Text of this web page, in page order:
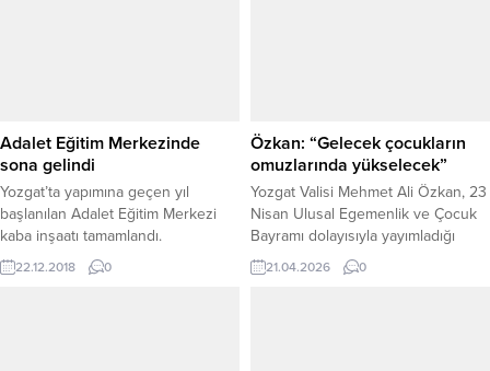
Adalet Eğitim Merkezinde
sona gelindi
Yozgat’ta yapımına geçen yıl
başlanılan Adalet Eğitim Merkezi
kaba inşaatı tamamlandı.
22.12.2018 0
Özkan: “Gelecek çocukların
omuzlarında yükselecek”
Yozgat Valisi Mehmet Ali Özkan, 23
Nisan Ulusal Egemenlik ve Çocuk
Bayramı dolayısıyla yayımladığı
mesajında, geleceğin teminatı olan
çocuklara duyulan güveni
21.04.2026 0